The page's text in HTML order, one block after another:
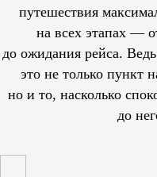
путешествия
на всех этапах —
до ожидания рейса.
это не только пункт
но и то, насколько
до